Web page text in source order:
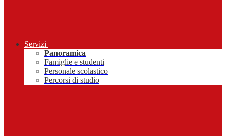
Servizi
Panoramica
Famiglie e studenti
Personale scolastico
Percorsi di studio